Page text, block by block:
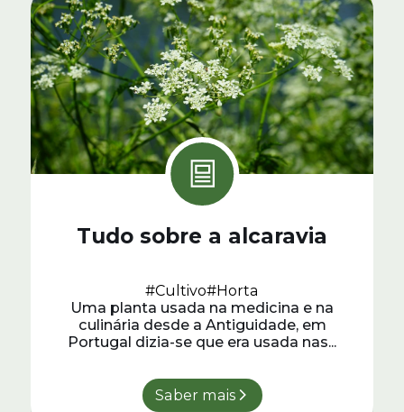
Tudo sobre a alcaravia
#Cultivo#Horta
Uma planta usada na medicina e na
culinária desde a Antiguidade, em
Portugal dizia-se que era usada nas...
Saber mais